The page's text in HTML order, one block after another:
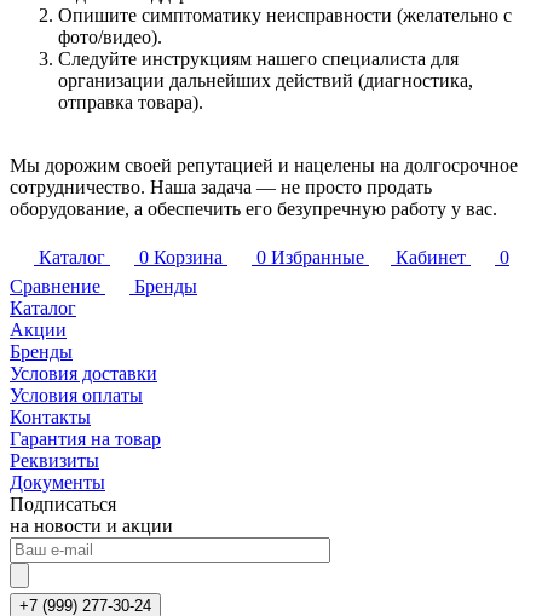
Опишите симптоматику неисправности (желательно с
фото/видео).
Следуйте инструкциям нашего специалиста для
организации дальнейших действий (диагностика,
отправка товара).
Мы дорожим своей репутацией и нацелены на долгосрочное
сотрудничество. Наша задача — не просто продать
оборудование, а обеспечить его безупречную работу у вас.
Каталог 0 Корзина 0 Избранные Кабинет
0
Сравнение
Бренды
Каталог
Акции
Бренды
Условия доставки
Условия оплаты
Контакты
Гарантия на товар
Реквизиты
Документы
Подписаться
на новости и акции
+7 (999) 277-30-24